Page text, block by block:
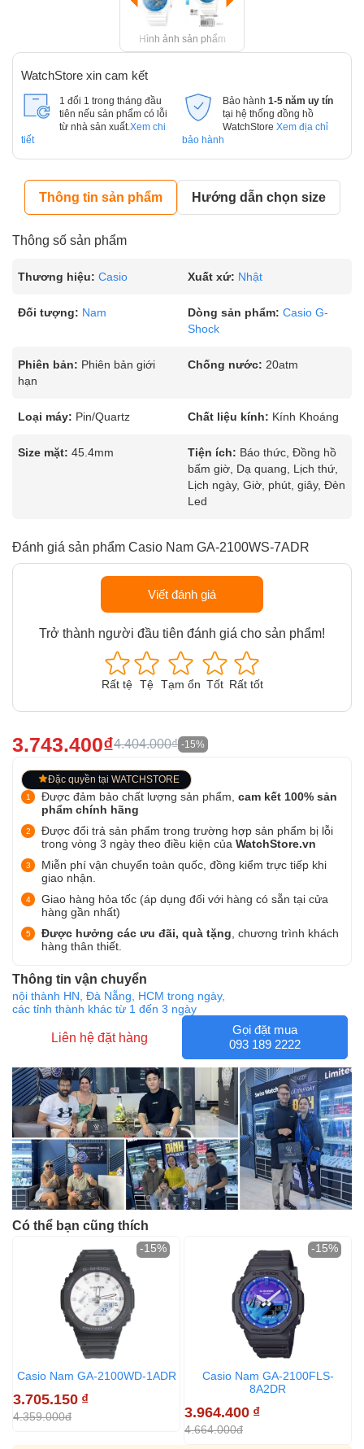
Hình ảnh sản phẩm
WatchStore xin cam kết
1 đổi 1 trong tháng đầu
tiên nếu sản phẩm có lỗi
từ nhà sản xuất. Xem chi
tiết
Bảo hành 1-5 năm uy tín
tại hệ thống đồng hồ
WatchStore Xem địa chỉ
bảo hành
Thông tin sản phẩm Hướng dẫn chọn size
Thông số sản phẩm
Thương hiệu: Casio Xuất xứ: Nhật
Đối tượng: Nam Dòng sản phẩm: Casio G-
Shock
Phiên bản: Phiên bản giới
hạn
Chống nước: 20atm
Loại máy: Pin/Quartz Chất liệu kính: Kính Khoáng
Size mặt: 45.4mm Tiện ích: Báo thức, Đồng hồ
bấm giờ, Dạ quang, Lịch thứ,
Lịch ngày, Giờ, phút, giây, Đèn
Led
Đánh giá sản phẩm Casio Nam GA-2100WS-7ADR
Viết đánh giá
Trở thành người đầu tiên đánh giá cho sản phẩm!
Rất tệ Tệ Tạm ổn Tốt Rất tốt
3.743.400₫4.404.000₫ -15%
Đặc quyền tại WATCHSTORE
Được đảm bảo chất lượng sản phẩm, cam kết 100% sản
phẩm chính hãng
Được đổi trả sản phẩm trong trường hợp sản phẩm bị lỗi
trong vòng 3 ngày theo điều kiện của WatchStore.vn
Miễn phí vận chuyển toàn quốc, đồng kiểm trực tiếp khi
giao nhận.
Giao hàng hỏa tốc (áp dụng đối với hàng có sẵn tại cửa
hàng gần nhất)
Được hưởng các ưu đãi, quà tặng , chương trình khách
hàng thân thiết.
Thông tin vận chuyển
nội thành HN, Đà Nẵng, HCM trong ngày,
các tỉnh thành khác từ 1 đến 3 ngày
Liên hệ đặt hàng
Gọi đặt mua
093 189 2222
Có thể bạn cũng thích
Casio Nam GA-2100WD-1ADR
3.705.150 ₫
4.359.000đ
-15%
Casio Nam GA-2100FLS-
8A2DR
3.964.400 ₫
4.664.000đ
-15%